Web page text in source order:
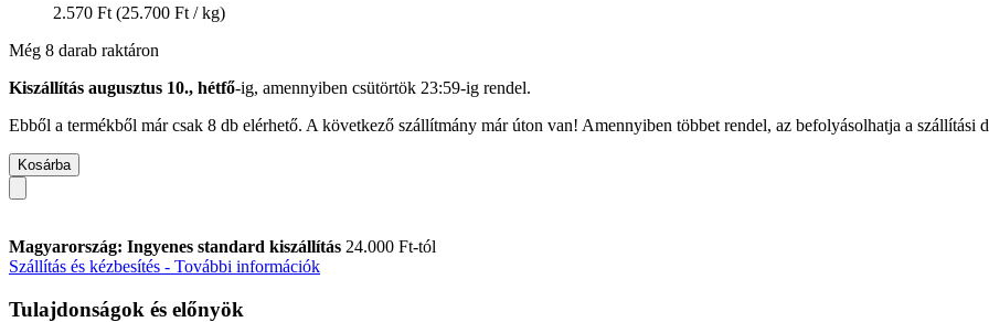
2.570 Ft (25.700 Ft / kg)
Még 8 darab raktáron
Kiszállítás augusztus 10., hétfő-ig, amennyiben csütörtök 23:59-ig rendel.
Ebből a termékből már csak 8 db elérhető. A következő szállítmány már úton van! Amennyiben többet rendel, az befolyásolhatja a szállítási
Kosárba
Magyarország: Ingyenes standard kiszállítás 24.000 Ft-tól
Szállítás és kézbesítés - További információk
Tulajdonságok és előnyök